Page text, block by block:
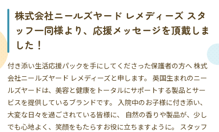
株式会社ニールズヤード レメディーズ スタ
ッフ一同様より、応援メッセージを頂戴しま
した！
付き添い生活応援パックを手にしてくださった保護者の方へ 株式
会社ニールズヤード レメディーズと申します。 英国生まれのニー
ルズヤードは、美容と健康をトータルにサポートする製品とサー
ビスを提供しているブランドです。 入院中のお子様に付き添い、
大変な日々を過ごされている皆様に、 自然の香りや製品が、少し
でも心地よく、笑顔をもたらすお役に立ちますように。 スタッフ